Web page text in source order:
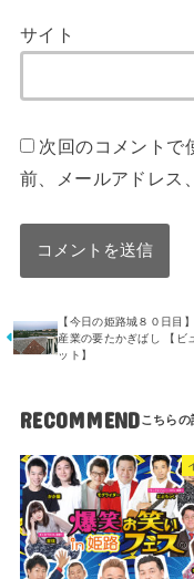
サイト
次回のコメントで
前、メールアドレス
【今日の姫路城８０日目
産業の要たかぎばし 【ビ
ット】
RECOMMEND